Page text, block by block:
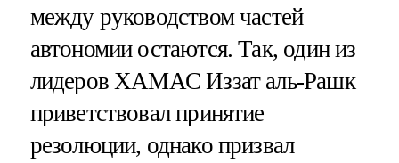
между руководством частей
автономии остаются. Так, один из
лидеров ХАМАС Иззат аль-Рашк
приветствовал принятие
резолюции, однако призвал